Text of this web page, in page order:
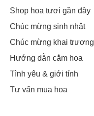
Shop hoa tươi gần đây
Chúc mừng sinh nhật
Chúc mừng khai trương
Hướng dẫn cắm hoa
Tình yêu & giới tính
Tư vấn mua hoa